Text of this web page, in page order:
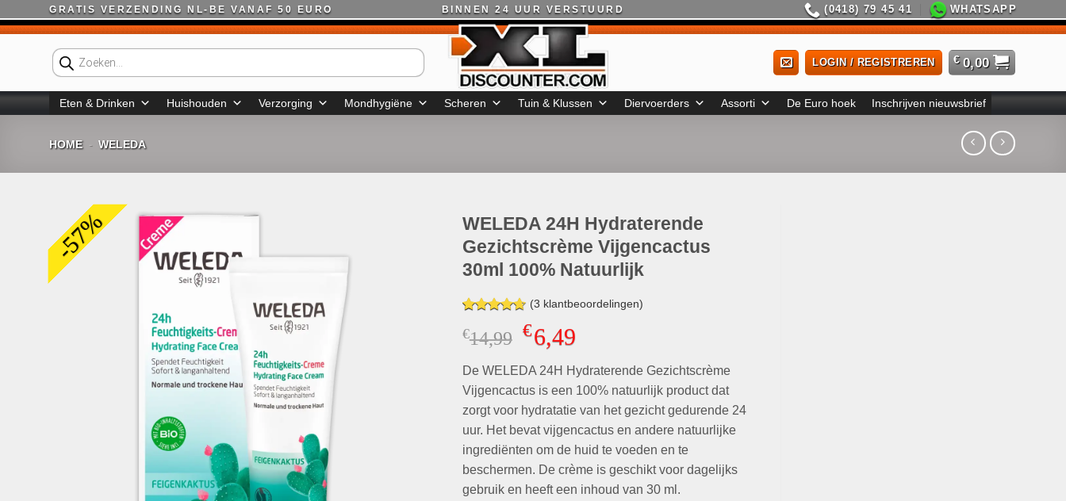
naar
GRATIS VERZENDING NL-BE VANAF 50 EURO BINNEN 24 UUR VERSTUURD (0418) 79 45 41 WHATSAPP
Producten
zoeken
LOGIN / REGISTREREN € 0,00
Eten & Drinken Huishouden Verzorging Mondhygiëne Scheren Tuin & Klussen Diervoerders Assorti De Euro hoek Inschrijven nieuwsbrief
HOME - WELEDA
-57%
WELEDA 24H Hydraterende
Gezichtscrème Vijgencactus
30ml 100% Natuurlijk
Gewaardeerd
4.67op 5
gebaseerd
waarderingen
(3 klantbeoordelingen)
€14,99 Oorspronkelijke
prijs
was:
€14,99.
€6,49Huidige
is:
€6,49.
De WELEDA 24H Hydraterende Gezichtscrème
Vijgencactus is een 100% natuurlijk product dat
zorgt voor hydratatie van het gezicht gedurende 24
uur. Het bevat vijgencactus en andere natuurlijke
ingrediënten om de huid te voeden en te
beschermen. De crème is geschikt voor dagelijks
gebruik en heeft een inhoud van 30 ml.